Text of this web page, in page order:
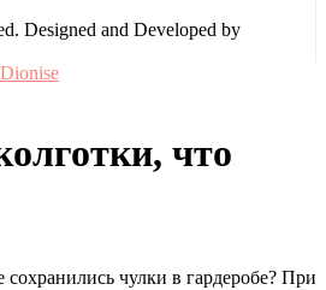
Designed and Developed by
что
чулки в гардеробе? При